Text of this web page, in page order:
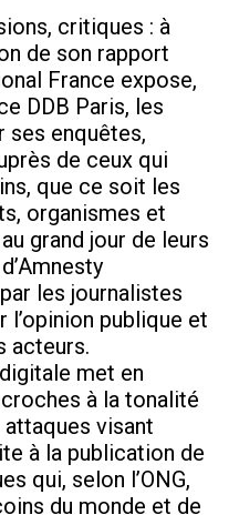
critiques : à
de son rapport
France expose,
DDB Paris, les
ses enquêtes,
de ceux qui
que ce soit les
organismes et
grand jour de leurs
les journalistes
l’opinion publique et
acteurs.
met en
à la tonalité
visant
à la publication de
qui, selon l’ONG,
du monde et de